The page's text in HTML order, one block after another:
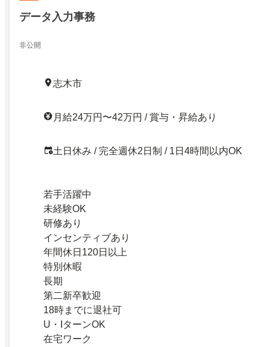
データ入力事務
非公開
志木市
月給24万円〜42万円 / 賞与・昇給あり
土日休み / 完全週休2日制 / 1日4時間以内OK
若手活躍中
未経験OK
研修あり
インセンティブあり
年間休日120日以上
特別休暇
長期
第二新卒歓迎
18時までに退社可
U・IターンOK
在宅ワーク